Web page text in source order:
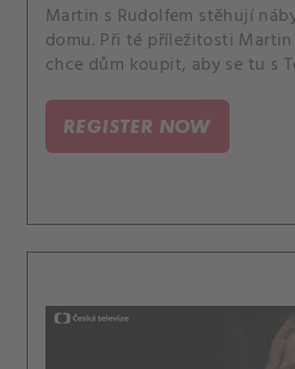
Martin s Rudolfem stěhují
domu. Při té příležitosti
chce dům koupit, aby se tu s
REGISTER NOW